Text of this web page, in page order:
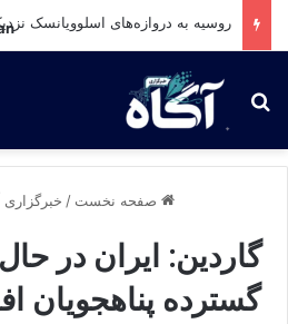
برای جستجو
صفحه نخست / خبرگزاری
گاردین: ایران در
گسترده پناهجویان